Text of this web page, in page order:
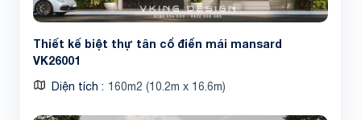
Thiết kế biệt thự tân cổ điển mái mansard
VK26001
Diện tích 160m2 (10.2m x 16.6m)